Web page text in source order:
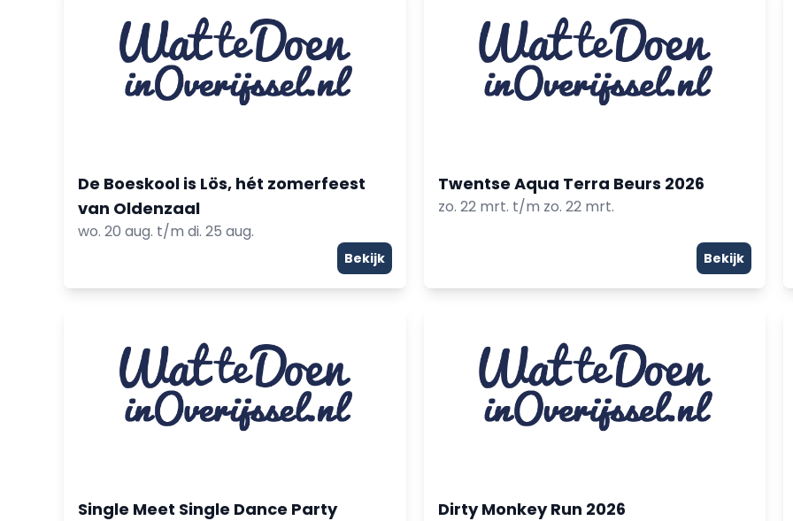
De Boeskool is Lös, hét zomerfeest
van Oldenzaal
wo. 20 aug. t/m di. 25 aug.
Bekijk
Twentse Aqua Terra Beurs 2026
zo. 22 mrt. t/m zo. 22 mrt.
Bekijk
Single Meet Single Dance Party
Dirty Monkey Run 2026